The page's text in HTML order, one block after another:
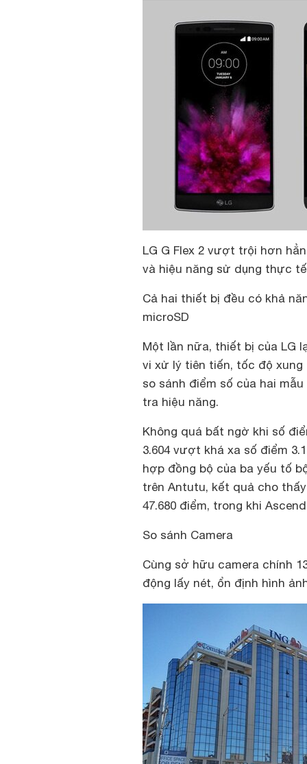
LG G Flex 2 vượt trội hơn
và hiệu năng sử dụng thực tế
Cả hai thiết bị đều có khả
microSD
Một lần nữa, thiết bị của LG
vi xử lý tiên tiến, tốc độ
so sánh điểm số của hai
tra hiệu năng.
Không quá bất ngờ khi số
3.604 vượt khá xa số điểm
hợp đồng bộ của ba yếu tố
trên Antutu, kết quả cho
47.680 điểm, trong khi
So sánh Camera
Cùng sở hữu camera chính
động lấy nét, ổn định hình